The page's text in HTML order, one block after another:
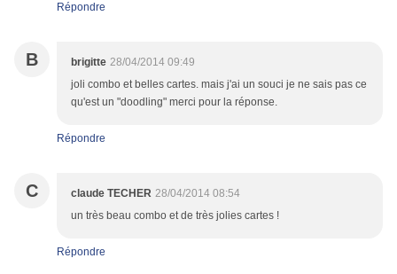
Répondre
B brigitte 28/04/2014 09:49
joli combo et belles cartes. mais j'ai un souci je ne sais pas ce
qu'est un "doodling" merci pour la réponse.
Répondre
C claude TECHER 28/04/2014 08:54
un très beau combo et de très jolies cartes !
Répondre